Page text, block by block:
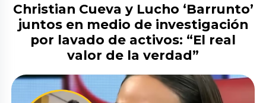
Christian Cueva y Lucho ‘Barrunto’
juntos en medio de investigación
por lavado de activos: “El real
valor de la verdad”